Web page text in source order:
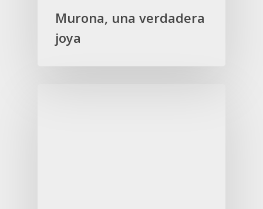
Murona, una verdadera
joya